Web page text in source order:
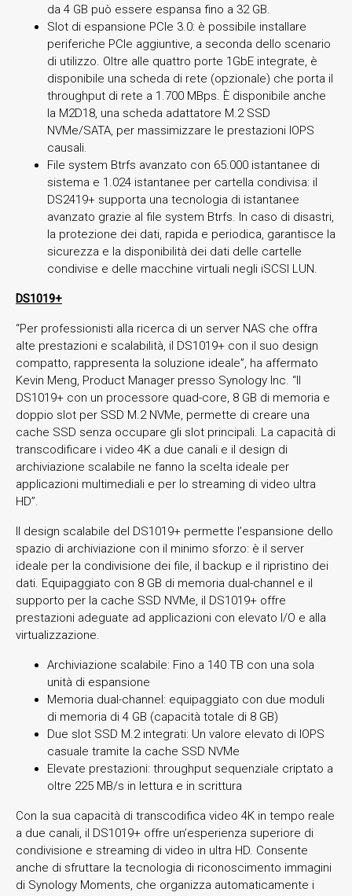
da 4 GB può essere espansa fino a 32 GB.
Slot di espansione PCIe 3.0: è possibile installare
periferiche PCIe aggiuntive, a seconda dello scenario
di utilizzo. Oltre alle quattro porte 1GbE integrate, è
disponibile una scheda di rete (opzionale) che porta il
throughput di rete a 1.700 MBps. È disponibile anche
la M2D18, una scheda adattatore M.2 SSD
NVMe/SATA, per massimizzare le prestazioni IOPS
causali.
File system Btrfs avanzato con 65.000 istantanee di
sistema e 1.024 istantanee per cartella condivisa: il
DS2419+ supporta una tecnologia di istantanee
avanzato grazie al file system Btrfs. In caso di disastri,
la protezione dei dati, rapida e periodica, garantisce la
sicurezza e la disponibilità dei dati delle cartelle
condivise e delle macchine virtuali negli iSCSI LUN.
DS1019+
“Per professionisti alla ricerca di un server NAS che offra
alte prestazioni e scalabilità, il DS1019+ con il suo design
compatto, rappresenta la soluzione ideale”, ha affermato
Kevin Meng, Product Manager presso Synology Inc. “Il
DS1019+ con un processore quad-core, 8 GB di memoria e
doppio slot per SSD M.2 NVMe, permette di creare una
cache SSD senza occupare gli slot principali. La capacità di
transcodificare i video 4K a due canali e il design di
archiviazione scalabile ne fanno la scelta ideale per
applicazioni multimediali e per lo streaming di video ultra
HD”.
Il design scalabile del DS1019+ permette l’espansione dello
spazio di archiviazione con il minimo sforzo: è il server
ideale per la condivisione dei file, il backup e il ripristino dei
dati. Equipaggiato con 8 GB di memoria dual-channel e il
supporto per la cache SSD NVMe, il DS1019+ offre
prestazioni adeguate ad applicazioni con elevato I/O e alla
virtualizzazione.
Archiviazione scalabile: Fino a 140 TB con una sola
unità di espansione
Memoria dual-channel: equipaggiato con due moduli
di memoria di 4 GB (capacità totale di 8 GB)
Due slot SSD M.2 integrati: Un valore elevato di IOPS
casuale tramite la cache SSD NVMe
Elevate prestazioni: throughput sequenziale criptato a
oltre 225 MB/s in lettura e in scrittura
Con la sua capacità di transcodifica video 4K in tempo reale
a due canali, il DS1019+ offre un’esperienza superiore di
condivisione e streaming di video in ultra HD. Consente
anche di sfruttare la tecnologia di riconoscimento immagini
di Synology Moments, che organizza automaticamente i